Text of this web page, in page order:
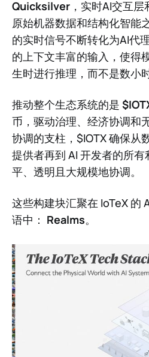
Quicksilver ，实时AI交互
原始机器数据和结构化智能
的实时信号不断转化为AI代
的上下文丰富的输入，使得
生时进行推理，而不是数小
推动整个生态系统的是
币，驱动治理、经济协调和
协调的支柱，$IOTX 确保从
提供者再到 AI 开发者的所
平、透明且大规模地协调。
这些构建块汇聚在 IoTeX 的
语中： Realms。